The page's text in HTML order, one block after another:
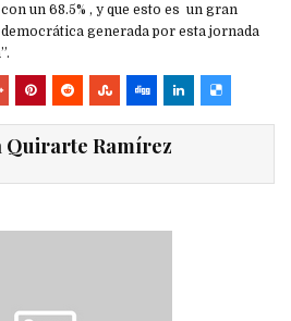
un 68.5% , y que esto es un gran
generada por esta jornada
Quirarte Ramírez